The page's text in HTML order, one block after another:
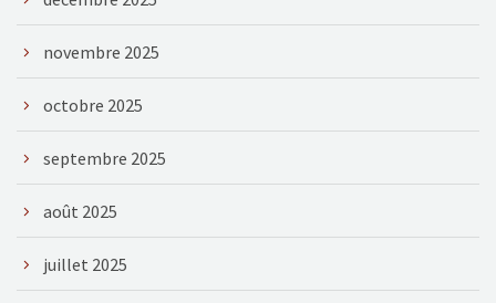
novembre 2025
octobre 2025
septembre 2025
août 2025
juillet 2025